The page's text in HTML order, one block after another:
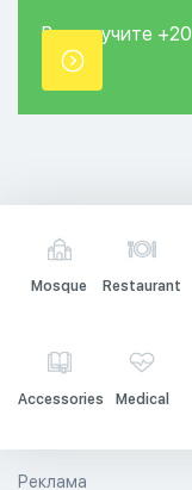
Вы получите +20
точки.
Mosque Restaurant
Accessories Medical
Реклама